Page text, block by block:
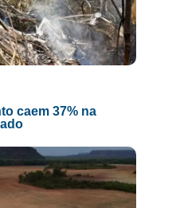
caem 37% na